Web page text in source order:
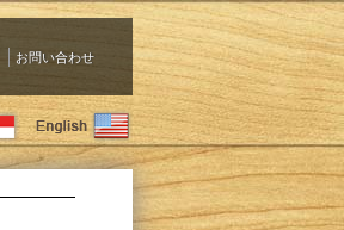
お問い合わせ